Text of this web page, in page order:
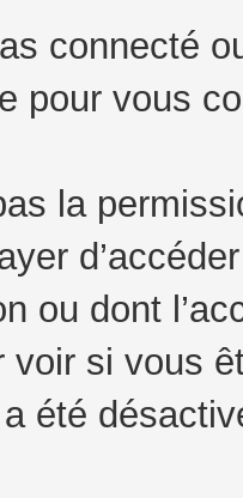
connecté
pour vous
la
ou dont
voir si vous
été